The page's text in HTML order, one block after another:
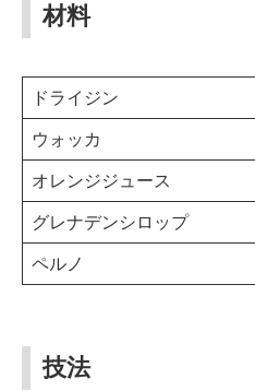
材料
ドライジン
ウォッカ
オレンジジュース
グレナデンシロップ
ペルノ
技法